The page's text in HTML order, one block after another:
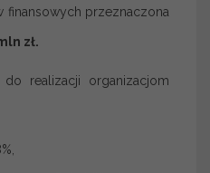
przeznaczona
zł.
realizacji organizacjom